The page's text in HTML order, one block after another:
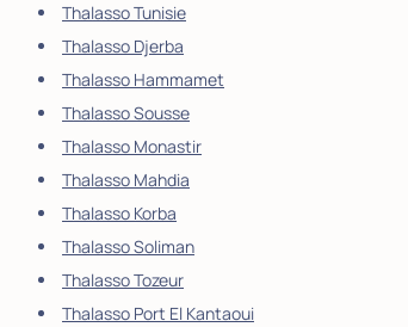
Thalasso Tunisie
Thalasso Djerba
Thalasso Hammamet
Thalasso Sousse
Thalasso Monastir
Thalasso Mahdia
Thalasso Korba
Thalasso Soliman
Thalasso Tozeur
Thalasso Port El Kantaoui